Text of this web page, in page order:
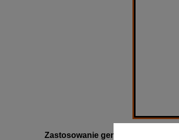
Zastosowanie generatorów ciągu